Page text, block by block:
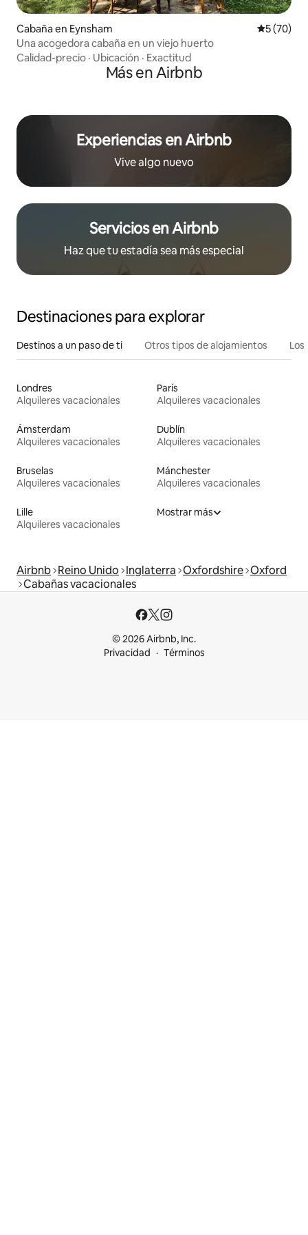
Cabaña en Eynsham
5 (70)
Una acogedora cabaña en un viejo huerto
Calidad-precio · Ubicación · Exactitud
Más en Airbnb
Experiencias en Airbnb
Vive algo nuevo
Servicios en Airbnb
Haz que tu estadía sea más especial
Destinaciones para explorar
Destinos a un paso de ti Otros tipos de alojamientos
Londres
Alquileres vacacionales
París
Alquileres vacacionales
Ámsterdam
Alquileres vacacionales
Dublín
Alquileres vacacionales
Bruselas
Alquileres vacacionales
Mánchester
Alquileres vacacionales
Lille
Alquileres vacacionales
Mostrar más
Airbnb Reino Unido Inglaterra Oxfordshire Oxford
Cabañas vacacionales
© 2026 Airbnb, Inc.
Privacidad
Términos